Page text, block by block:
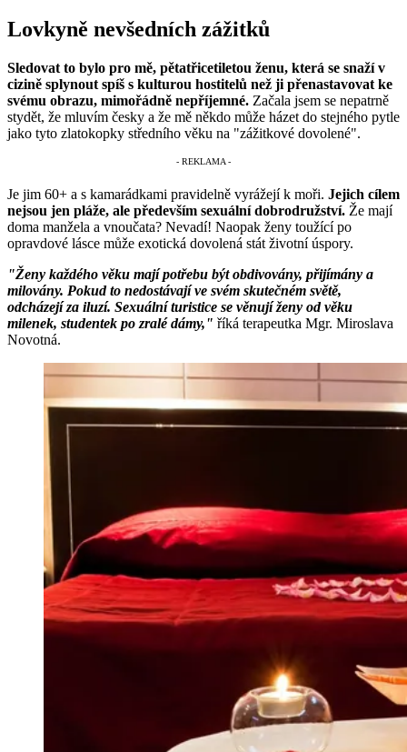
Lovkyně nevšedních zážitků
Sledovat to bylo pro mě, pětatřicetiletou ženu, která se snaží v
cizině splynout spíš s kulturou hostitelů než ji přenastavovat ke
svému obrazu, mimořádně nepříjemné. Začala jsem se nepatrně
stydět, že mluvím česky a že mě někdo může házet do stejného pytle
jako tyto zlatokopky středního věku na "zážitkové dovolené".
Je jim 60+ a s kamarádkami pravidelně vyrážejí k moři. Jejich cílem
nejsou jen pláže, ale především sexuální dobrodružství. Že mají
doma manžela a vnoučata? Nevadí! Naopak ženy toužící po
opravdové lásce může exotická dovolená stát životní úspory.
"Ženy každého věku mají potřebu být obdivovány, přijímány a
milovány. Pokud to nedostávají ve svém skutečném světě,
odcházejí za iluzí. Sexuální turistice se věnují ženy od věku
milenek, studentek po zralé dámy," říká terapeutka Mgr. Miroslava
Novotná.